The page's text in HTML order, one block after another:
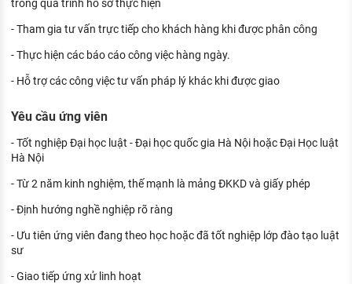
Xu hướng việc làm
XÂY DỰNG VÀ PHÁT TRIỂN ĐỘI NGŨ
NHÂN SỰ
TUYỂN DỤNG VIỆC LÀM
trong quá trình hồ sơ thực hiện
- Tham gia tư vấn trực tiếp cho khách hàng khi được phân công
- Thực hiện các báo cáo công việc hàng ngày.
- Hỗ trợ các công việc tư vấn pháp lý khác khi được giao
Yêu cầu ứng viên
- Tốt nghiệp Đại học luật - Đại học quốc gia Hà Nội hoặc Đại Học luật
Hà Nội
- Từ 2 năm kinh nghiệm, thế mạnh là mảng ĐKKD và giấy phép
- Định hướng nghề nghiệp rõ ràng
- Ưu tiên ứng viên đang theo học hoặc đã tốt nghiệp lớp đào tạo luật
sư
- Giao tiếp ứng xử linh hoạt